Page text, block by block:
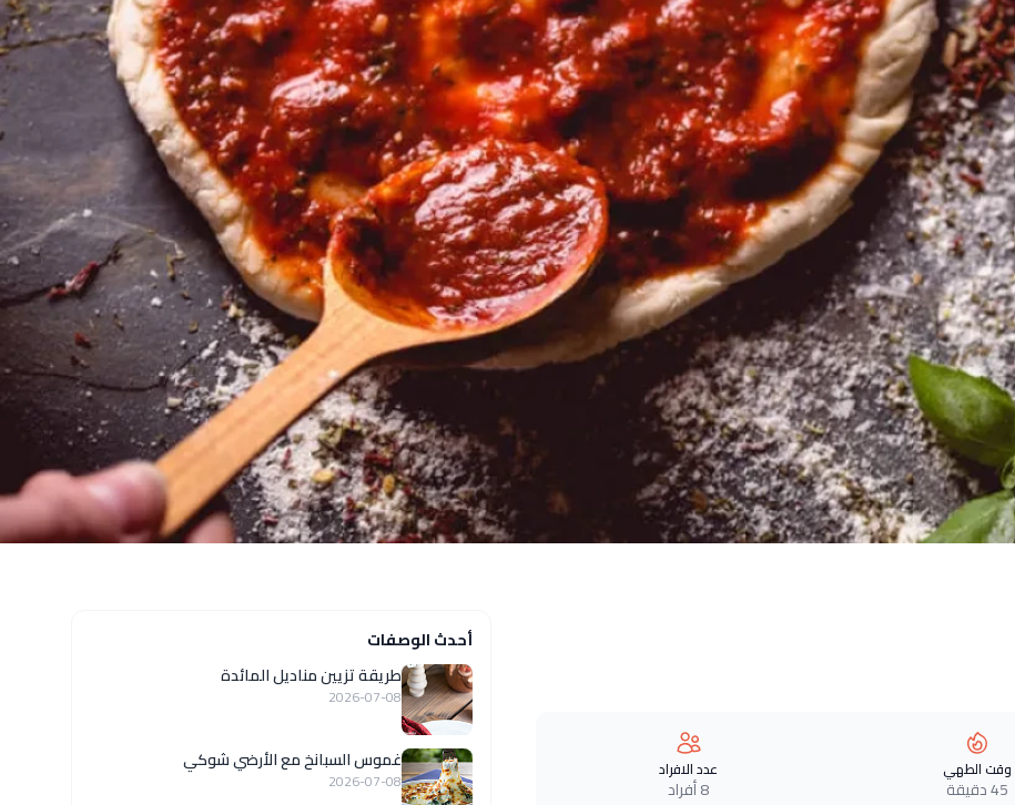
وقت الطهي
45 دقيقة
عدد الافراد
8 أفراد
أحدث الوصفات
طريقة تزيين مناديل المائدة
2026-07-08
غموس السبانخ مع الأرضي شوكي
2026-07-08